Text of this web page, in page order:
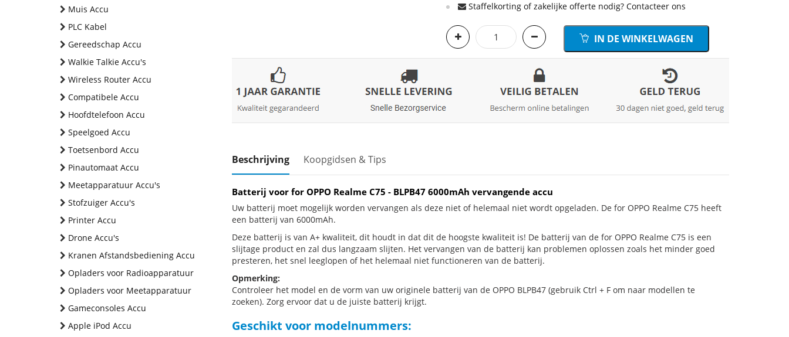
Muis Accu
PLC Kabel
Gereedschap Accu
Walkie Talkie Accu's
Wireless Router Accu
Compatibele Accu
Hoofdtelefoon Accu
Speelgoed Accu
Toetsenbord Accu
Pinautomaat Accu
Meetapparatuur Accu's
Stofzuiger Accu's
Printer Accu
Drone Accu's
Kranen Afstandsbediening Accu
Opladers voor Radioapparatuur
Opladers voor Meetapparatuur
Gameconsoles Accu
Apple iPod Accu
Staffelkorting of zakelijke offerte nodig? Contacteer ons
IN DE WINKELWAGEN
Beschrijving Koopgidsen & Tips
Batterij voor for OPPO Realme C75 - BLPB47 6000mAh vervangende accu
Uw batterij moet mogelijk worden vervangen als deze niet of helemaal niet wordt opgeladen. De for OPPO Realme C75 heeft
een batterij van 6000mAh.
Deze batterij is van A+ kwaliteit, dit houdt in dat dit de hoogste kwaliteit is! De batterij van de for OPPO Realme C75 is een
slijtage product en zal dus langzaam slijten. Het vervangen van de batterij kan problemen oplossen zoals het minder goed
presteren, het snel leeglopen of het helemaal niet functioneren van de batterij.
Opmerking:
Controleer het model en de vorm van uw originele batterij van de OPPO BLPB47 (gebruik Ctrl + F om naar modellen te
zoeken). Zorg ervoor dat u de juiste batterij krijgt.
Geschikt voor modelnummers: